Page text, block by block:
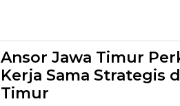
Ansor Jawa Timur
Kerja Sama Strategis
Timur